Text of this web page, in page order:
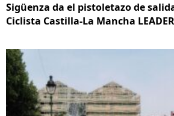
Sigüenza da el pistoletazo de
Ciclista Castilla-La Mancha LEADER